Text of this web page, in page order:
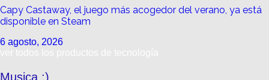
Capy Castaway, el juego más acogedor del verano, ya está
disponible en Steam
6 agosto, 2026
ver todos los productos de tecnología
Musica ;)